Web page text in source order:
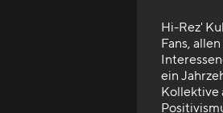
Hi-Rez'
Fans,
ein
Kollektive